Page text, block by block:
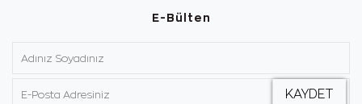
E-Bülten